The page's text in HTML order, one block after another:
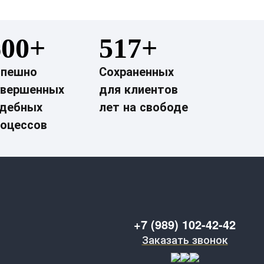
517+
Сохраненных
для клиентов
лет на свободе
+7 (989) 102-42-42
Заказать звонок